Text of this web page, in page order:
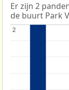
Er zijn 2
de buurt Park
2
2